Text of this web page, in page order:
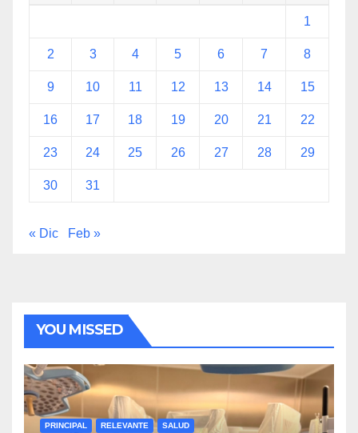
1
2 3 4 5 6 7 8
9 10 11 12 13 14 15
16 17 18 19 20 21 22
23 24 25 26 27 28 29
30 31
« Dic Feb »
YOU MISSED
PRINCIPAL RELEVANTE SALUD